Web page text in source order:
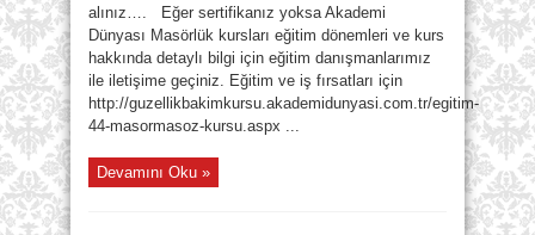
alınız…. Eğer sertifikanız yoksa Akademi
Dünyası Masörlük kursları eğitim dönemleri ve kurs
hakkında detaylı bilgi için eğitim danışmanlarımız
ile iletişime geçiniz. Eğitim ve iş fırsatları için
http://guzellikbakimkursu.akademidunyasi.com.tr/egitim-
44-masormasoz-kursu.aspx ...
Devamını Oku »